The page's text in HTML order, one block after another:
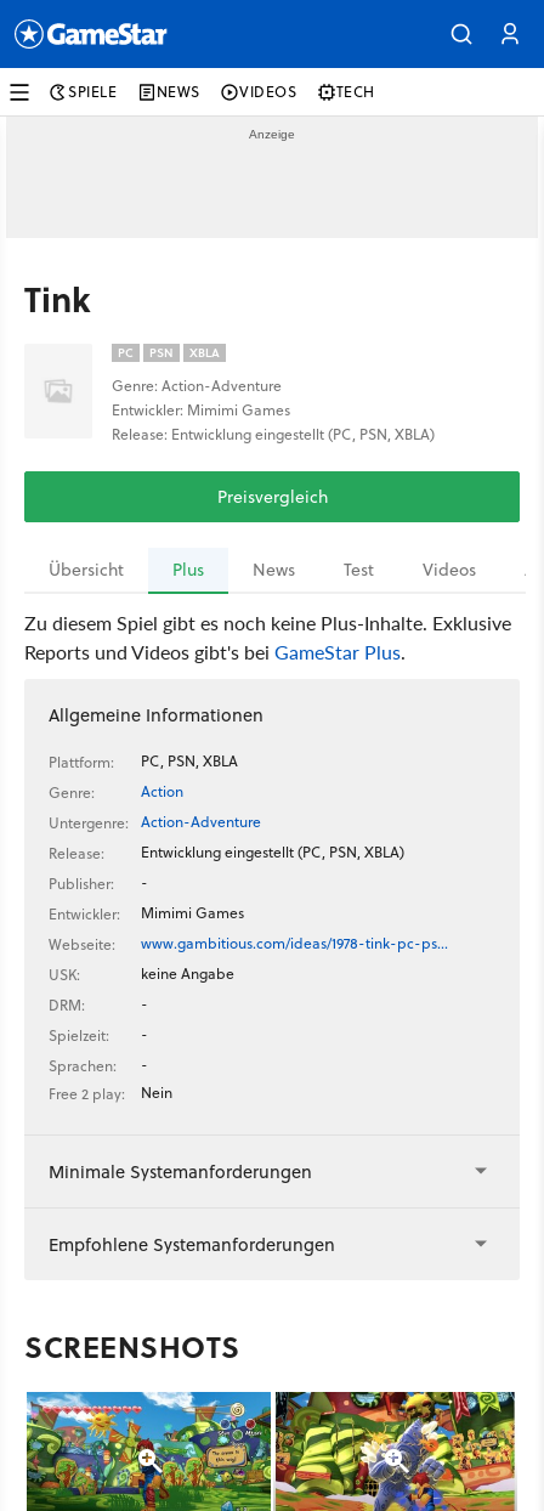
SPIELE NEWS VIDEOS TECH
Tink
PC PSN XBLA
Genre: Action-Adventure
Entwickler: Mimimi Games
Release: Entwicklung eingestellt (PC, PSN, XBLA)
Preisvergleich
Übersicht Plus News Test Videos
Zu diesem Spiel gibt es noch keine Plus-Inhalte. Exklusive
Reports und Videos gibt's bei GameStar Plus.
Allgemeine Informationen
Plattform:
PC, PSN, XBLA
Genre:
Action
Untergenre:
Action-Adventure
Release:
Entwicklung eingestellt (PC, PSN, XBLA)
Publisher:
-
Entwickler:
Mimimi Games
Webseite:
www.gambitious.com/ideas/1978-tink-pc-ps…
USK:
keine Angabe
DRM:
-
Spielzeit:
-
Sprachen:
-
Free 2 play:
Nein
Minimale Systemanforderungen
Empfohlene Systemanforderungen
SCREENSHOTS